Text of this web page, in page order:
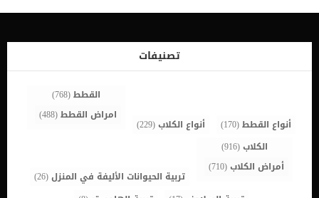
التى تختلف تماما عن تكلفة الأدوية الكيميائية. اقرا ايضا: علاج الغدة
الكلاب قبل ان يبدأ الكلب فى تناول المكونات الطبيعية التي تهدف لعلاج
قصور الغدة الدرقية يجب ان يتم الامر بالتدريج حتى لا يرفضه الكلب.كما
هو الامر بخصوص إعطاء المكملات الغذائية والتى تعتبر ضمن طرق العلاج
تصنيفات
أنواع القطط(170) أنواع الكلاب(229)
القطط(768)
امراض القطط(488)
الكلاب(916)
أمراض الكلاب(710)
تربية الحيوانات الأليفة في المنزل(26)